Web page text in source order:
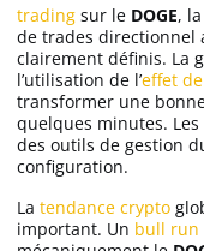
trading sur le DOGE,
de trades directionnel
clairement définis. La
l’utilisation de l’effet
transformer une
quelques minutes.
des outils de gestion
configuration.
La tendance crypto
important. Un bull run